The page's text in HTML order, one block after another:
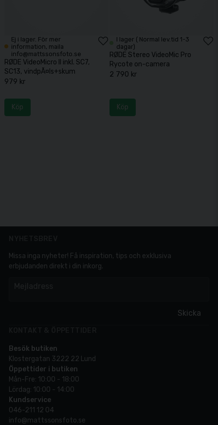
Ej i lager. För mer
information, maila
info@mattssonsfoto.se
RØDE VideoMicro II inkl. SC7,
SC13, vindpÃ¤ls+skum
979 kr
Köp
I lager ( Normal lev.tid 1-3
dagar)
RØDE Stereo VideoMic Pro
Rycote on-camera
2 790 kr
Köp
Skicka
Missa inga nyheter! Få inspiration, tips och exklusiva
erbjudanden direkt i din inkorg.
Besök butiken
Klostergatan 3222 22 Lund
Öppettider i butiken
Mån-Fre: 10:00 - 18:00
Lördag: 10:00 - 14:00
Kundservice
046-211 12 04
info@mattssonsfoto.se